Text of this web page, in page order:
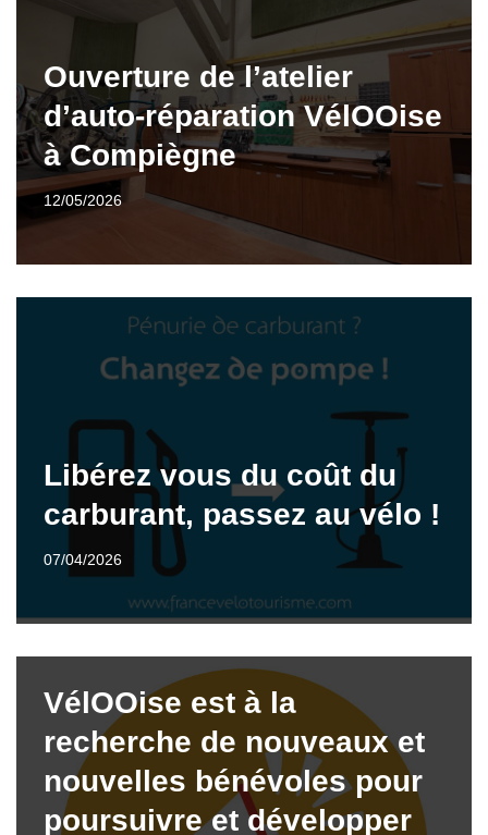
Ouverture de l’atelier
d’auto-réparation VélOOise
à Compiègne
12/05/2026
Libérez vous du coût du
carburant, passez au vélo !
07/04/2026
VélOOise est à la
recherche de nouveaux et
nouvelles bénévoles pour
poursuivre et développer